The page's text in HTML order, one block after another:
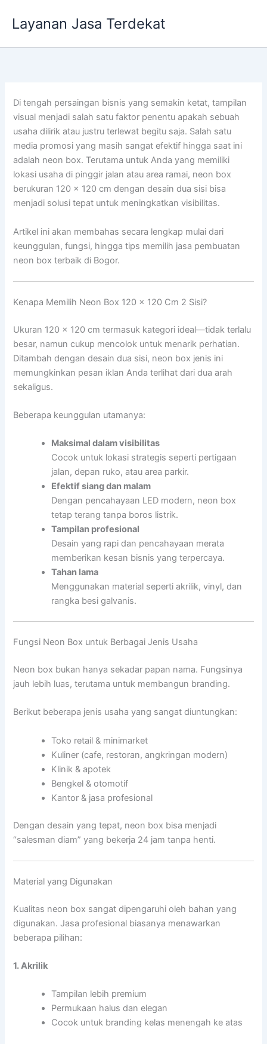
Layanan Jasa Terdekat
Di tengah persaingan bisnis yang semakin ketat, tampilan
visual menjadi salah satu faktor penentu apakah sebuah
usaha dilirik atau justru terlewat begitu saja. Salah satu
media promosi yang masih sangat efektif hingga saat ini
adalah neon box. Terutama untuk Anda yang memiliki
lokasi usaha di pinggir jalan atau area ramai, neon box
berukuran 120 x 120 cm dengan desain dua sisi bisa
menjadi solusi tepat untuk meningkatkan visibilitas.
Artikel ini akan membahas secara lengkap mulai dari
keunggulan, fungsi, hingga tips memilih jasa pembuatan
neon box terbaik di Bogor.
Kenapa Memilih Neon Box 120 x 120 Cm 2 Sisi?
Ukuran 120 x 120 cm termasuk kategori ideal—tidak terlalu
besar, namun cukup mencolok untuk menarik perhatian.
Ditambah dengan desain dua sisi, neon box jenis ini
memungkinkan pesan iklan Anda terlihat dari dua arah
sekaligus.
Beberapa keunggulan utamanya:
Maksimal dalam visibilitas
Cocok untuk lokasi strategis seperti pertigaan
jalan, depan ruko, atau area parkir.
Efektif siang dan malam
Dengan pencahayaan LED modern, neon box
tetap terang tanpa boros listrik.
Tampilan profesional
Desain yang rapi dan pencahayaan merata
memberikan kesan bisnis yang terpercaya.
Tahan lama
Menggunakan material seperti akrilik, vinyl, dan
rangka besi galvanis.
Fungsi Neon Box untuk Berbagai Jenis Usaha
Neon box bukan hanya sekadar papan nama. Fungsinya
jauh lebih luas, terutama untuk membangun branding.
Berikut beberapa jenis usaha yang sangat diuntungkan:
Toko retail & minimarket
Kuliner (cafe, restoran, angkringan modern)
Klinik & apotek
Bengkel & otomotif
Kantor & jasa profesional
Dengan desain yang tepat, neon box bisa menjadi
“salesman diam” yang bekerja 24 jam tanpa henti.
Material yang Digunakan
Kualitas neon box sangat dipengaruhi oleh bahan yang
digunakan. Jasa profesional biasanya menawarkan
beberapa pilihan:
1. Akrilik
Tampilan lebih premium
Permukaan halus dan elegan
Cocok untuk branding kelas menengah ke atas